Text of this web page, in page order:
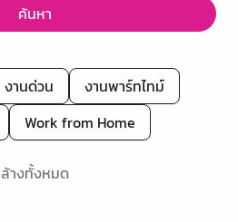
ค้นหา
งานด่วน
งานพาร์ทไทม์
Work from Home
ล้างทั้งหมด